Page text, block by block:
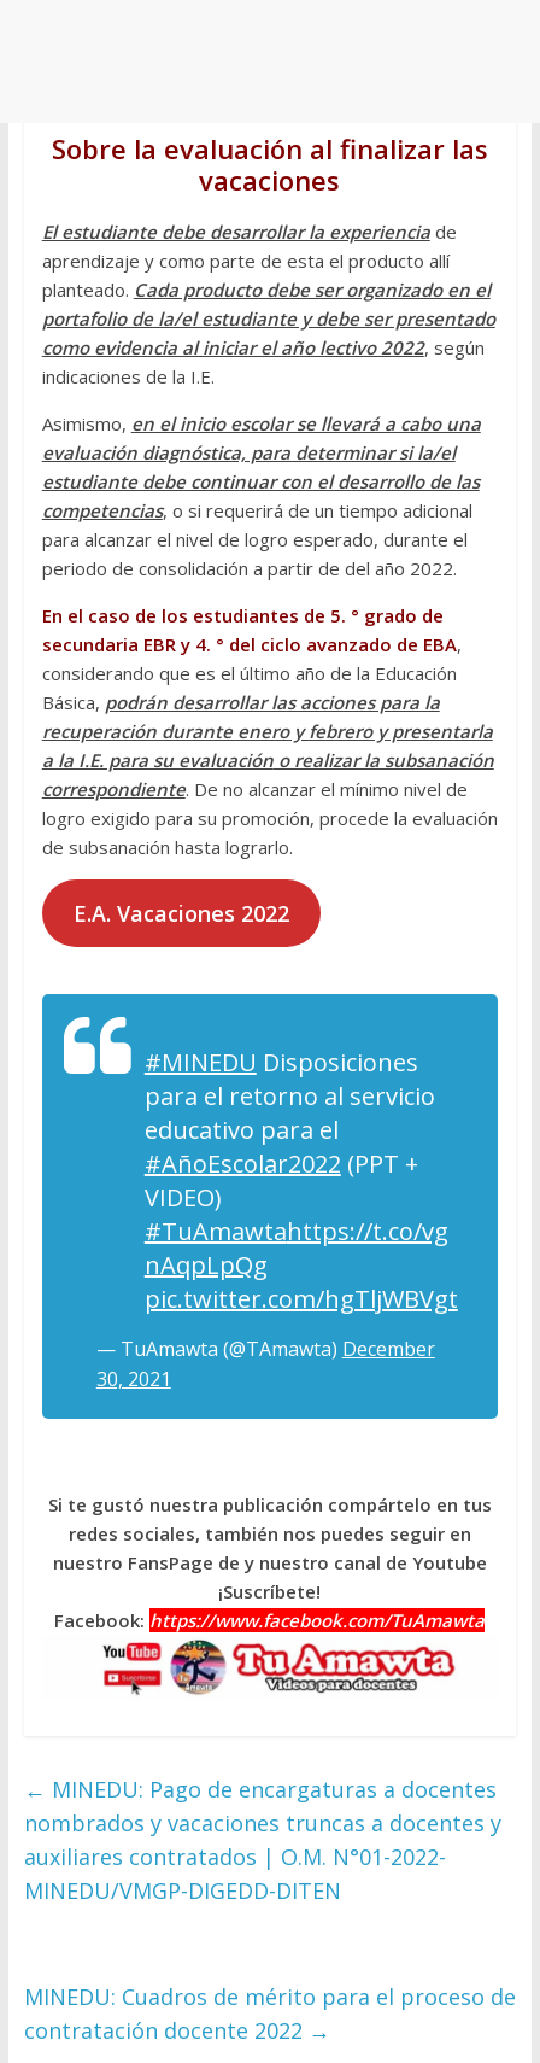
Sobre la evaluación al finalizar las
vacaciones
El estudiante debe desarrollar la experienciade
aprendizaje y como parte de esta el producto allí
planteado. Cada producto debe ser organizado en el
portafolio de la/el estudiante y debe ser presentado
como evidencia al iniciar el año lectivo 2022, según
indicaciones de la I.E.
Asimismo, en el inicio escolar se llevará a cabo una
evaluación diagnóstica, para determinar si la/el
estudiante debe continuar con el desarrollo de las
competencias, o si requerirá de un tiempo adicional
para alcanzar el nivel de logro esperado, durante el
periodo de consolidación a partir de del año 2022.
En el caso de los estudiantes de 5. ° grado de
secundaria EBR y 4. ° del ciclo avanzado de EBA,
considerando que es el último año de la Educación
Básica, podrán desarrollar las acciones para la
recuperación durante enero y febrero y presentarla
a la I.E. para su evaluacióno realizar la subsanación
correspondiente. De no alcanzar el mínimo nivel de
logro exigido para su promoción, procede la evaluación
de subsanación hasta lograrlo.
E.A. Vacaciones 2022
#MINEDU Disposiciones
para el retorno al servicio
educativo para el
#AñoEscolar2022 (PPT +
VIDEO)
#TuAmawtahttps://t.co/vg
nAqpLpQg
pic.twitter.com/hgTljWBVgt
— TuAmawta (@TAmawta) December
30, 2021
Si te gustó nuestra publicación compártelo en tus
redes sociales, también nos puedes seguir en
nuestro FansPage de y nuestro canal de Youtube
¡Suscríbete!
Facebook: https://www.facebook.com/TuAmawta
← MINEDU: Pago de encargaturas a docentes
nombrados y vacaciones truncas a docentes y
auxiliares contratados | O.M. N°01-2022-
MINEDU/VMGP-DIGEDD-DITEN
MINEDU: Cuadros de mérito para el proceso de
contratación docente 2022 →